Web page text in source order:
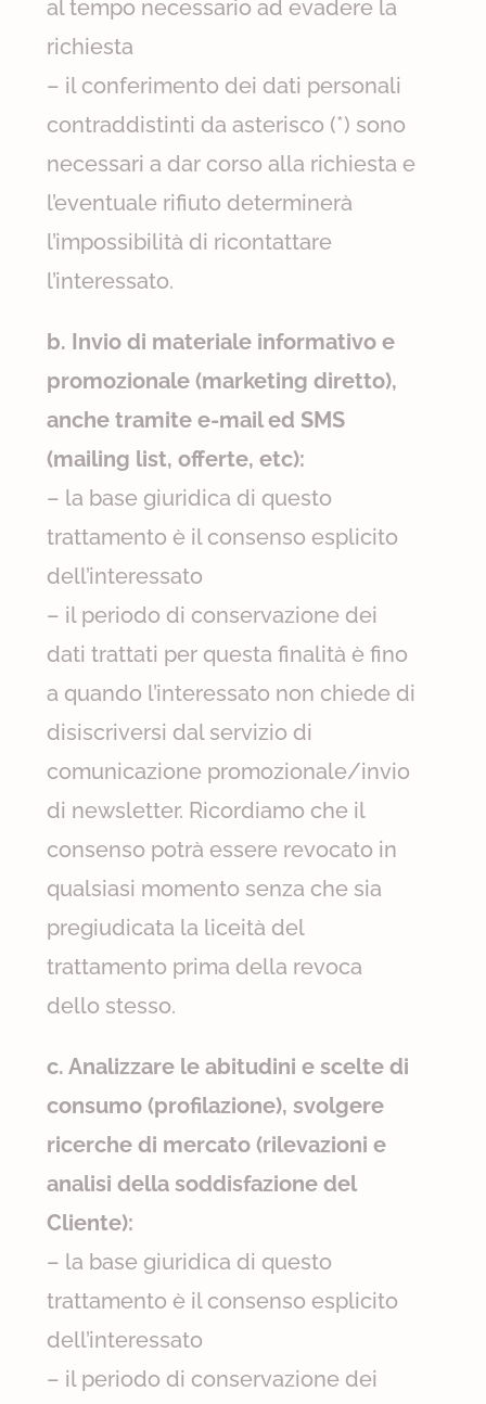
al tempo necessario ad evadere la
richiesta
– il conferimento dei dati personali
contraddistinti da asterisco (*) sono
necessari a dar corso alla richiesta e
l’eventuale rifiuto determinerà
l’impossibilità di ricontattare
l’interessato.
b. Invio di materiale informativo e
promozionale (marketing diretto),
anche tramite e-mail ed SMS
(mailing list, offerte, etc):
– la base giuridica di questo
trattamento è il consenso esplicito
dell’interessato
– il periodo di conservazione dei
dati trattati per questa finalità è fino
a quando l’interessato non chiede di
disiscriversi dal servizio di
comunicazione promozionale/invio
di newsletter. Ricordiamo che il
consenso potrà essere revocato in
qualsiasi momento senza che sia
pregiudicata la liceità del
trattamento prima della revoca
dello stesso.
c. Analizzare le abitudini e scelte di
consumo (profilazione), svolgere
ricerche di mercato (rilevazioni e
analisi della soddisfazione del
Cliente):
– la base giuridica di questo
trattamento è il consenso esplicito
dell’interessato
– il periodo di conservazione dei